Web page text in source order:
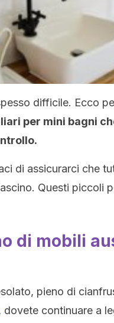
difficile. Ecco
per mini bagni
di assicurarci che
Questi piccoli
di mobili
pieno di
dovete continuare a